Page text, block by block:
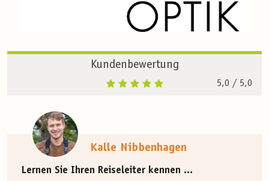
Kundenbewertung
5,0 / 5,0
Kalle Nibbenhagen
Lernen Sie Ihren Reiseleiter kennen ...